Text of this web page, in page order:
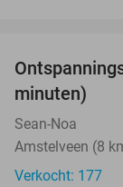
minuten)
Sean-Noa
Amstelveen (8
Verkocht: 177